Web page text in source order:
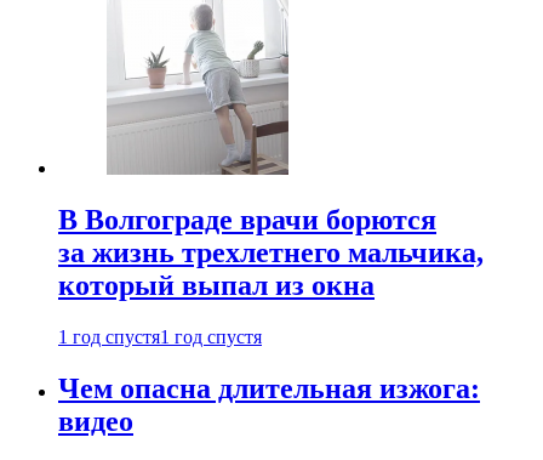
В Волгограде врачи борются
за жизнь трехлетнего мальчика,
который выпал из окна
1 год спустя1 год спустя
Чем опасна длительная изжога:
видео